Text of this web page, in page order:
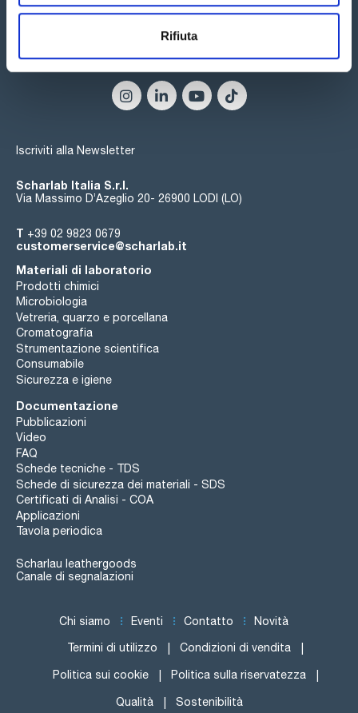
Rifiuta
Seguici:
Iscriviti alla Newsletter
Scharlab Italia S.r.l.
Via Massimo D’Azeglio 20- 26900 LODI (LO)
T +39 02 9823 0679
customerservice@scharlab.it
Materiali di laboratorio
Prodotti chimici
Microbiologia
Vetreria, quarzo e porcellana
Cromatografia
Strumentazione scientifica
Consumabile
Sicurezza e igiene
Documentazione
Pubblicazioni
Video
FAQ
Schede tecniche - TDS
Schede di sicurezza dei materiali - SDS
Certificati di Analisi - COA
Applicazioni
Tavola periodica
Scharlau leathergoods
Canale di segnalazioni
Chi siamo Eventi Contatto Novità
Termini di utilizzo Condizioni di vendita
Politica sui cookie Politica sulla riservatezza
Qualità Sostenibilità